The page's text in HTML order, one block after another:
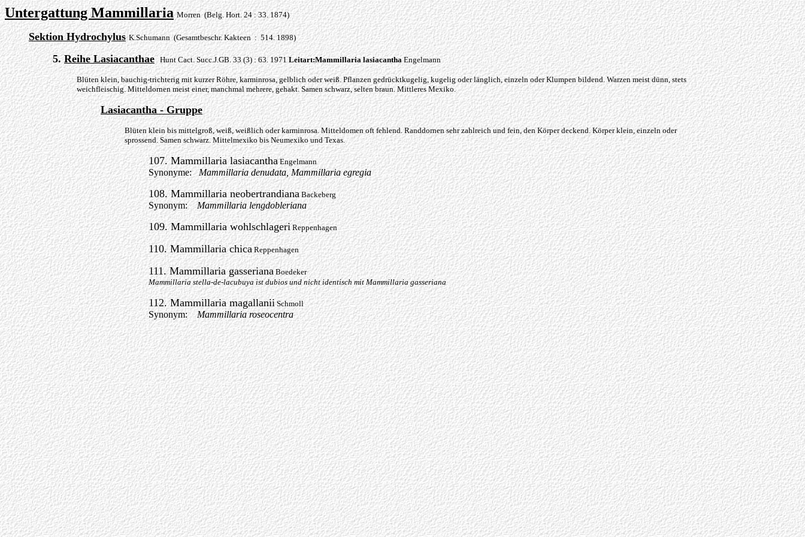
Untergattung Mammillaria Morren (Belg. Hort. 24 : 33. 1874)
Sektion Hydrochylus K.Schumann (Gesamtbeschr. Kakteen : 514. 1898)
5.Reihe Lasiacanthae Hunt Cact. Succ.J.GB. 33 (3) : 63. 1971Leitart:Mammillaria lasiacanthaEngelmann
Blüten klein, bauchig-trichterig mit kurzer Röhre, karminrosa, gelblich oder weiß. Pflanzen gedrücktkugelig, kugelig oder länglich, einzeln oder Klumpen bildend. Warzen meist dünn, stets
weichfleischig. Mitteldornen meist einer, manchmal mehrere, gehakt. Samen schwarz, selten braun. Mittleres Mexiko.
Lasiacantha - Gruppe
Blüten klein bis mittelgroß, weiß, weißlich oder karminrosa. Mitteldomen oft fehlend. Randdornen sehr zahlreich und fein, den Körper deckend.Körper klein, einzeln oder
sprossend. Samen schwarz. Mittelmexiko bis Neumexiko und Texas.
107. Mammillaria lasiacanthaEngelmann
Synonyme:Mammillaria denudata,Mammillaria egregia
108. Mammillaria neobertrandianaBackeberg
Synonym:Mammillaria lengdobleriana
109. Mammillaria wohlschlageriReppenhagen
110. Mammillaria chicaReppenhagen
111. Mammillaria gasseriana Boedeker
Mammillaria stella-de-lacubuya ist dubios und nicht identisch mit Mammillaria gasseriana
112. Mammillaria magallaniiSchmoll
Synonym:Mammillaria roseocentra